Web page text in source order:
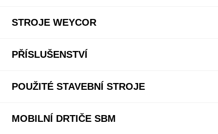
STROJE WEYCOR
PŘÍSLUŠENSTVÍ
POUŽITÉ STAVEBNÍ STROJE
MOBILNÍ DRTIČE SBM